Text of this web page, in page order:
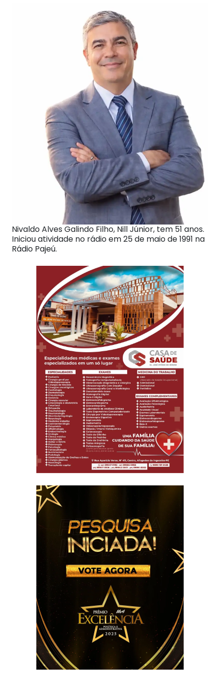
Nivaldo Alves Galindo Filho, Nill Júnior, tem 51 anos.
Iniciou atividade no rádio em 25 de maio de 1991 na
Rádio Pajeú.